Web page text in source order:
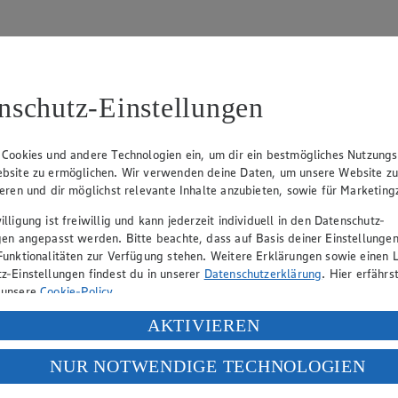
Fickert (Vorstandsmitglied), Jürgen Mäder
gewährt Ihnen jedoch das Recht, den auf dieser Website
und Vervielfältigung von Bildmaterial oder Grafiken aus
verantwortlich. Firma und Anschriften unserer
hin, dass wir nicht an einem Streitbeilegungsverfahren vor einer
Einstellungen
und andere Technologien ein, um dir ein bestmögliches
zu ermöglichen. Wir verwenden deine Daten, um unsere Website zu
und dir möglichst relevante Inhalte anzubieten, sowie für
ist freiwillig und kann jederzeit individuell in den Datenschutz-
angepasst werden. Bitte beachte, dass auf Basis deiner
zur Verfügung stehen. Weitere Erklärungen sowie einen
Einstellungen findest du in unserer Datenschutzerklärung. Hier
Cookie-Policy.
deiner personenbezogenen Daten in den USA durch Facebook und
„Aktivieren“ klickst, willigst du im Sinne des Art. 49 Abs. 1 Satz 1 lit.
Daten in den USA verarbeitet werden. Der EuGH sieht die USA als
europäischen Standards nicht angemessenen Datenschutzniveau an. Es
AKTIVIEREN
NUR NOTWENDIGE TECHNOLOGIEN